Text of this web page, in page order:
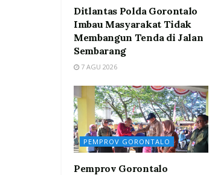
Ditlantas Polda Gorontalo
Imbau Masyarakat Tidak
Membangun Tenda di Jalan
Sembarang
7 AGU 2026
PEMPROV GORONTALO
Pemprov Gorontalo